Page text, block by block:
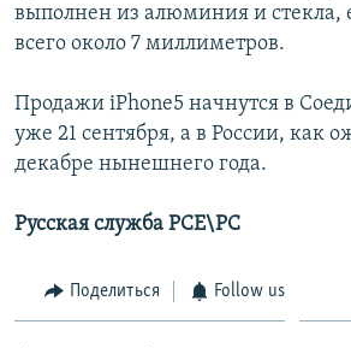
выполнен из алюминия и стекла,
всего около 7 миллиметров.
Продажи iPhone5 начнутся в
уже 21 сентября, а в России, как
декабре нынешнего года.
Русская служба РСЕ\РС
Поделиться Follow us